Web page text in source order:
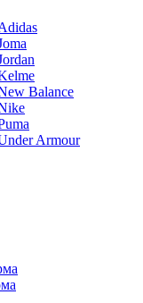
Balance
Armour